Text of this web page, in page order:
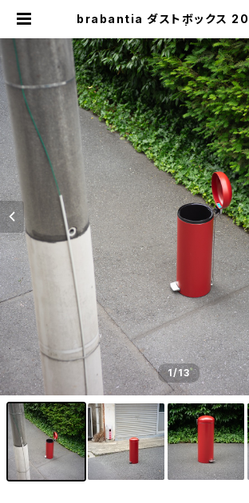
brabantia ダストボックス
リサイクルショップ・古着
1/13